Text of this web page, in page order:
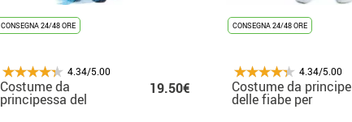
CONSEGNA 24/48 ORE
4.34/5.00
Costume da
principessa del
ghiaccio blu per
19.50€
CONSEGNA 24/48 ORE
4.34/5.00
Costume da principe
delle fiabe per